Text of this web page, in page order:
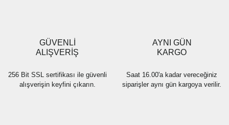
GÜVENLİ
ALIŞVERİŞ
256 Bit SSL sertifikası ile güvenli
alışverişin keyfini çıkarın.
AYNI GÜN
KARGO
Saat 16.00'a kadar vereceğiniz
siparişler aynı gün kargoya verilir.